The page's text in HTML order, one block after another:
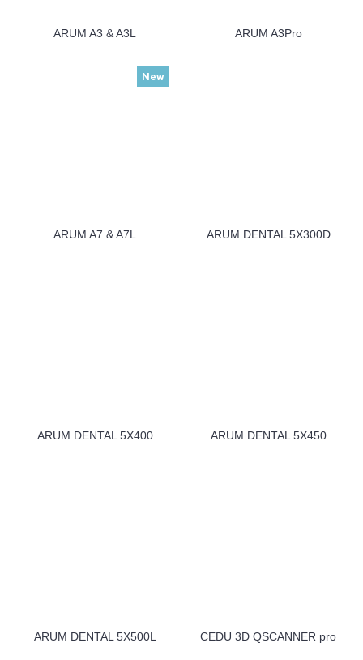
ARUM A3 & A3L ARUM A3Pro
New
ARUM A7 & A7L ARUM DENTAL 5X300D
ARUM DENTAL 5X400 ARUM DENTAL 5X450
ARUM DENTAL 5X500L CEDU 3D QSCANNER pro